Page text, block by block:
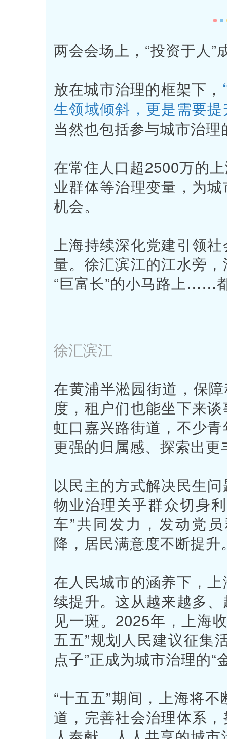
两会会场上，“投资于人
放在城市治理的框架下，
生领域倾斜，更是需要
当然也包括参与城市治理
在常住人口超2500万的
业群体等治理变量，为
机会。
上海持续深化党建引领
量。徐汇滨江的江水旁
“巨富长”的小马路上……
徐汇滨江
在黄浦半淞园街道，保
度，租户们也能坐下来
虹口嘉兴路街道，不少
更强的归属感、探索出
以民主的方式解决民生
物业治理关乎群众切身
车”共同发力，发动党
降，居民满意度不断提升
在人民城市的涵养下，
续提升。这从越来越多
见一斑。2025年，上海
五五”规划人民建议征集
点子”正成为城市治理的“
“十五五”期间，上海将
道，完善社会治理体系